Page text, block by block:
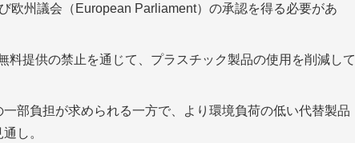
欧州議会（European Parliament）の承認を得る必要があ
料提供の禁止を通じて、プラスチック製品の使用を削減して
部負担が求められる一方で、より環境負荷の低い代替製品
し。